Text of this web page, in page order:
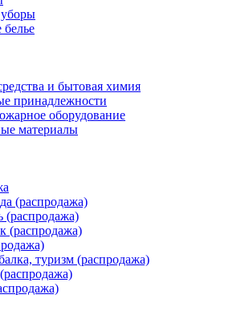
белье
и бытовая химия
принадлежности
оборудование
материалы
(распродажа)
(распродажа)
(распродажа)
туризм (распродажа)